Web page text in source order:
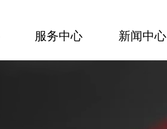
服务中心 新闻中心